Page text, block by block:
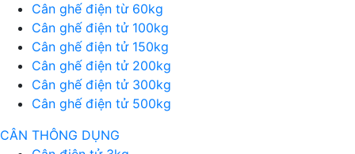
Cân ghế điện từ 60kg
Cân ghế điện tử 100kg
Cân ghế điện tử 150kg
Cân ghế điện tử 200kg
Cân ghế điện tử 300kg
Cân ghế điện tử 500kg
CÂN THÔNG DỤNG